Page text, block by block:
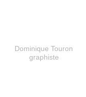
Dominique Touron
graphiste